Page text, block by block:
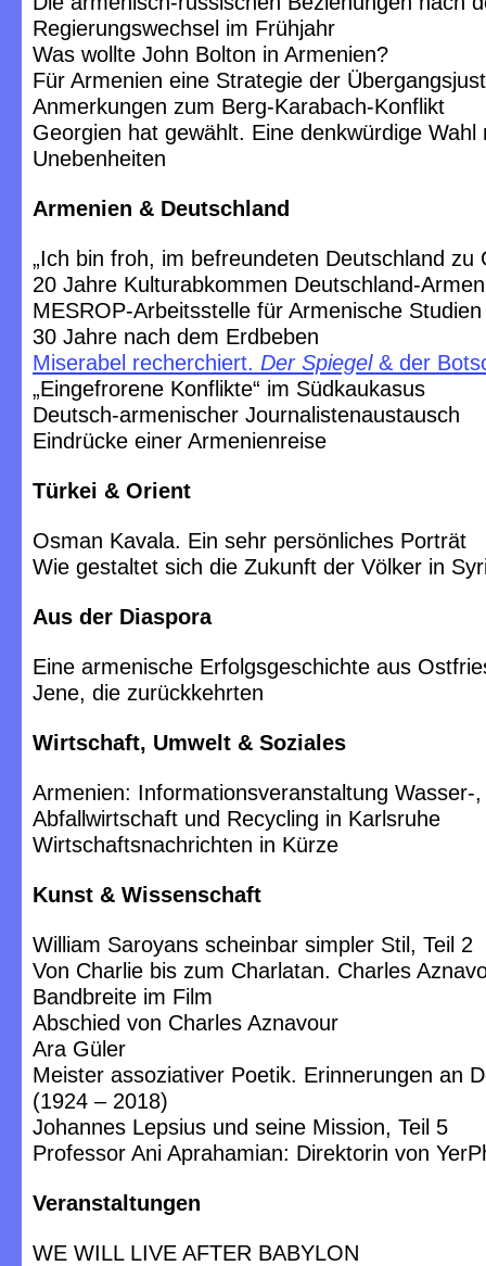
Regierungswechsel im Frühjahr
Was wollte John Bolton in Armenien?
Für Armenien eine Strategie der
Anmerkungen zum Berg-Karabach-Konflikt
Georgien hat gewählt. Eine denkwürdige Wahl
Unebenheiten
Armenien & Deutschland
„Ich bin froh, im befreundeten Deutschland zu
20 Jahre Kulturabkommen Deutschland-
MESROP-Arbeitsstelle für Armenische Studien
30 Jahre nach dem Erdbeben
Miserabel recherchiert. Der Spiegel& der
„Eingefrorene Konflikte“ im Südkaukasus
Deutsch-armenischer Journalistenaustausch
Eindrücke einer Armenienreise
Türkei & Orient
Osman Kavala. Ein sehr persönliches Porträt
Wie gestaltet sich die Zukunft der Völker in
Aus der Diaspora
Eine armenische Erfolgsgeschichte aus
Jene, die zurückkehrten
Wirtschaft, Umwelt & Soziales
Armenien: Informationsveranstaltung Wasser-,
Abfallwirtschaft und Recycling in Karlsruhe
Wirtschaftsnachrichten in Kürze
Kunst & Wissenschaft
William Saroyans scheinbar simpler Stil, Teil 2
Von Charlie bis zum Charlatan. Charles
Bandbreite im Film
Abschied von Charles Aznavour
Ara Güler
Meister assoziativer Poetik. Erinnerungen an
(1924 – 2018)
Johannes Lepsius und seine Mission, Teil 5
Professor Ani Aprahamian: Direktorin von
Veranstaltungen
WE WILL LIVE AFTER BABYLON